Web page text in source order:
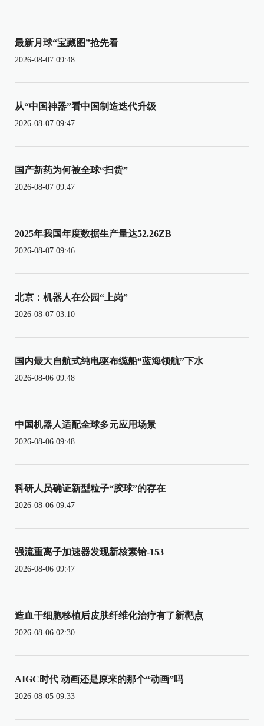
最新月球“宝藏图”抢先看
2026-08-07 09:48
从“中国神器”看中国制造迭代升级
2026-08-07 09:47
国产新药为何被全球“扫货”
2026-08-07 09:47
2025年我国年度数据生产量达52.26ZB
2026-08-07 09:46
北京：机器人在公园“上岗”
2026-08-07 03:10
国内最大自航式纯电驱布缆船“蓝海领航”下水
2026-08-06 09:48
中国机器人适配全球多元应用场景
2026-08-06 09:48
科研人员确证新型粒子“胶球”的存在
2026-08-06 09:47
强流重离子加速器发现新核素铪-153
2026-08-06 09:47
造血干细胞移植后皮肤纤维化治疗有了新靶点
2026-08-06 02:30
AIGC时代 动画还是原来的那个“动画”吗
2026-08-05 09:33